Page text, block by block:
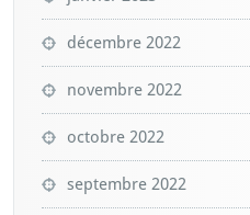
décembre 2022
novembre 2022
octobre 2022
septembre 2022